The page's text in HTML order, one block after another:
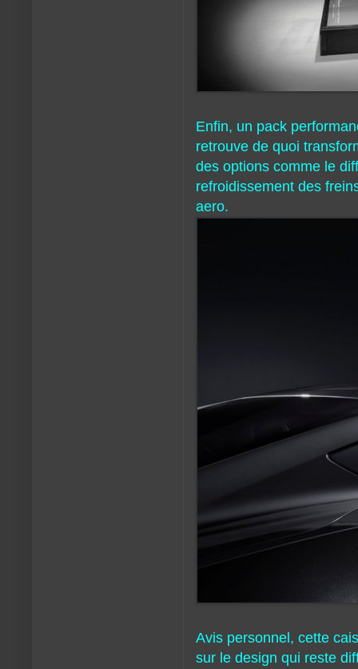
Enfin, un pack
retrouve de quoi
des options comme le
refroidissement des
aero.
Avis personnel, cette
sur le design qui reste